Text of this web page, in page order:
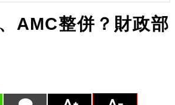
AMC整併？財政部